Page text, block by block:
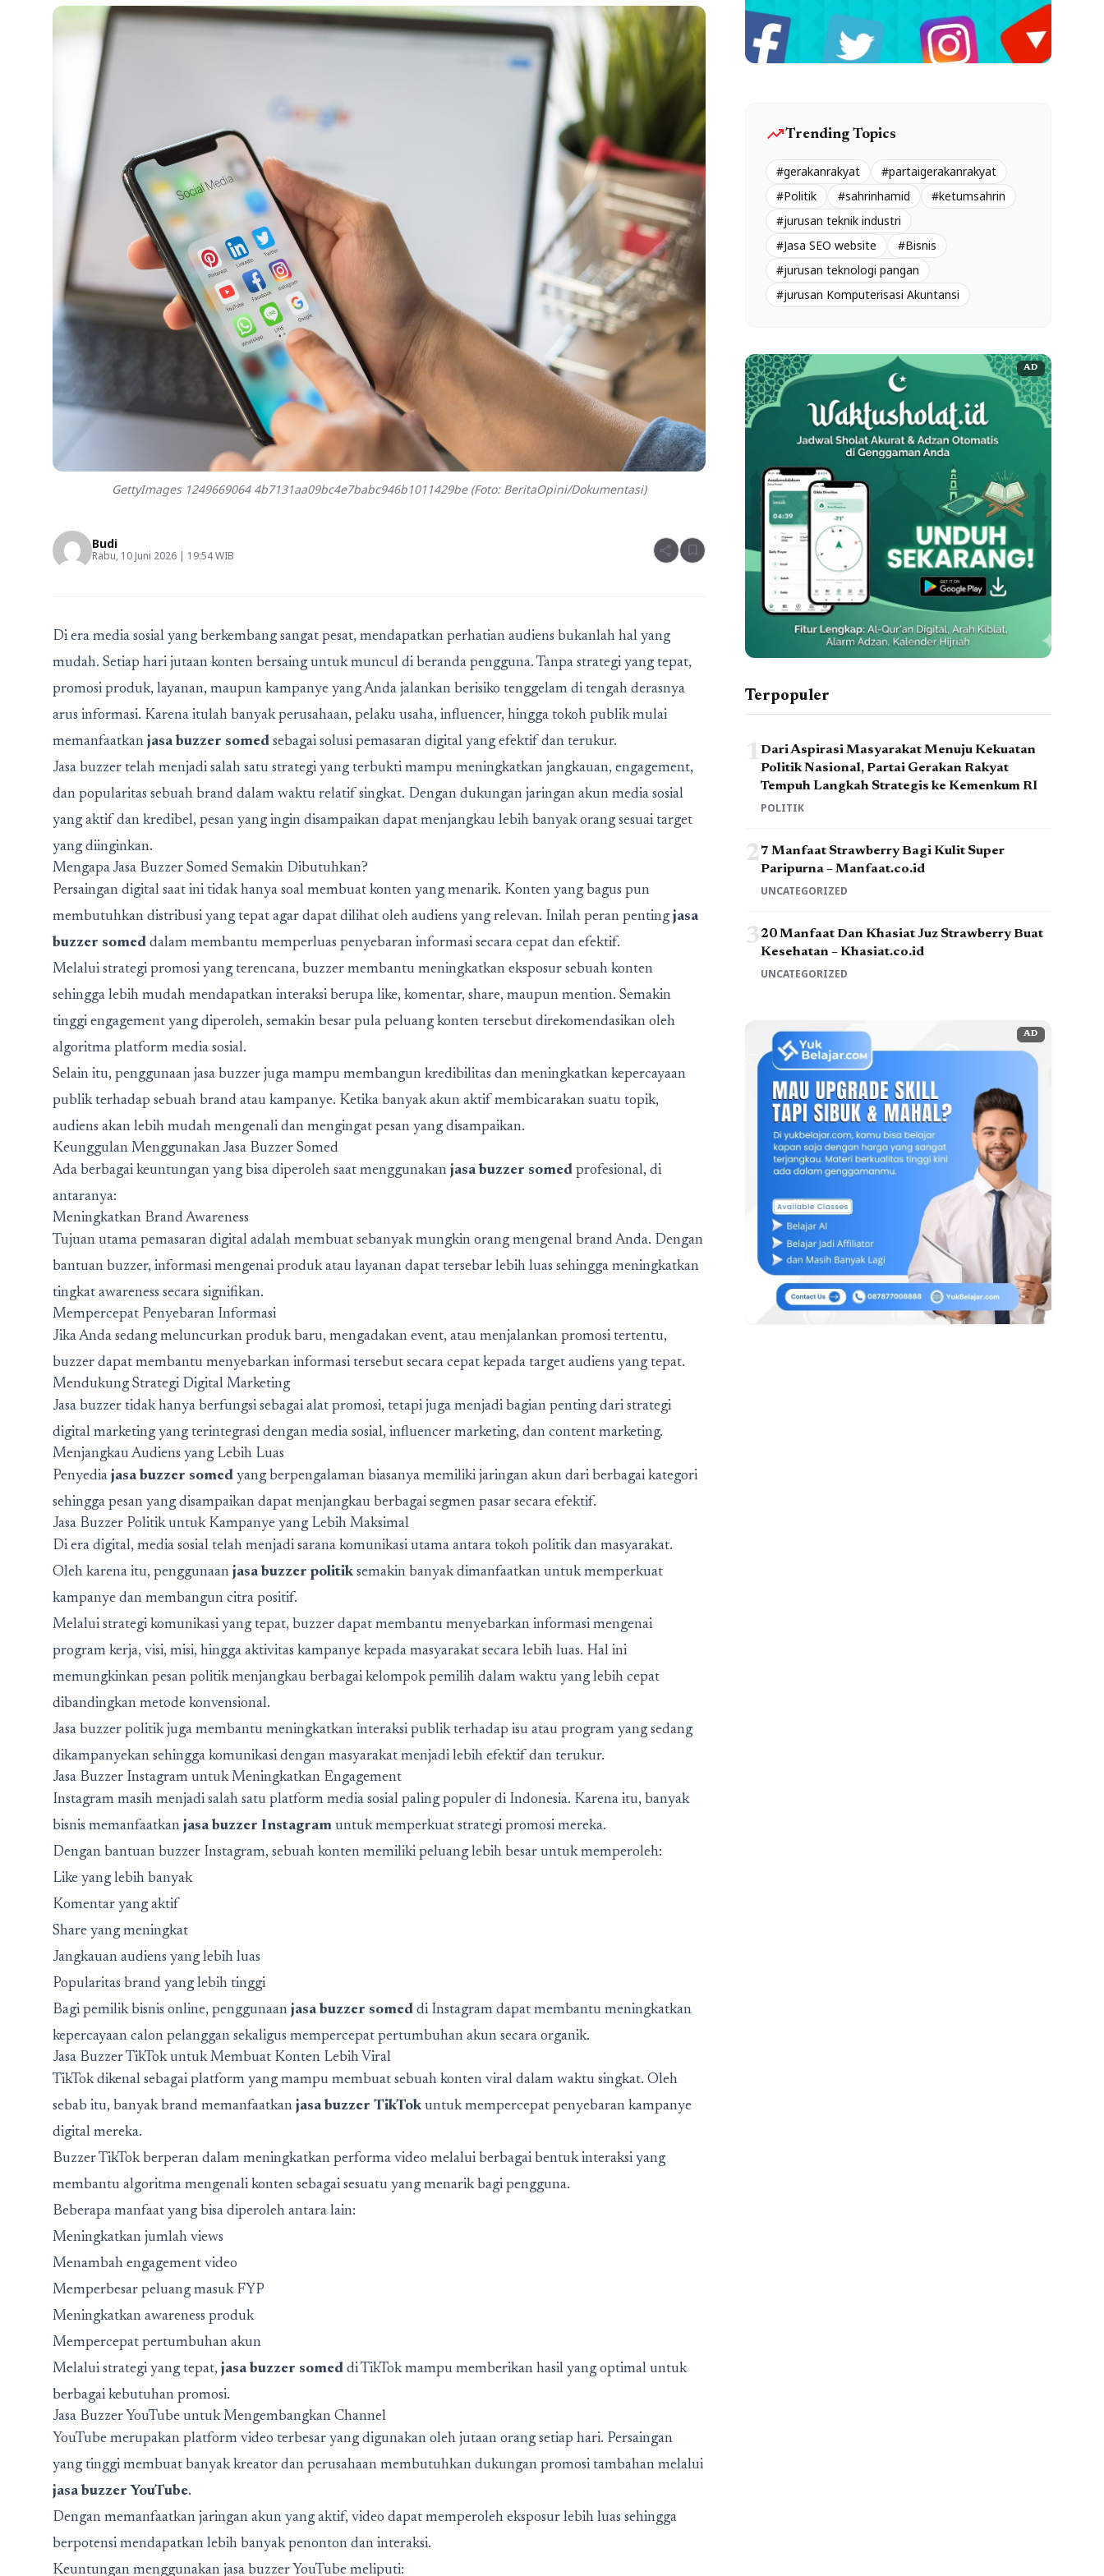
GettyImages 1249669064 4b7131aa09bc4e7babc946b1011429be (Foto: BeritaOpini/Dokumentasi)
Budi
Rabu, 10 Juni 2026 | 19:54 WIB share bookmark
Di era media sosial yang berkembang sangat pesat, mendapatkan perhatian audiens bukanlah hal yang
mudah. Setiap hari jutaan konten bersaing untuk muncul di beranda pengguna. Tanpa strategi yang tepat,
promosi produk, layanan, maupun kampanye yang Anda jalankan berisiko tenggelam di tengah derasnya
arus informasi. Karena itulah banyak perusahaan, pelaku usaha, influencer, hingga tokoh publik mulai
memanfaatkan jasa buzzer somed sebagai solusi pemasaran digital yang efektif dan terukur.
Jasa buzzer telah menjadi salah satu strategi yang terbukti mampu meningkatkan jangkauan, engagement,
dan popularitas sebuah brand dalam waktu relatif singkat. Dengan dukungan jaringan akun media sosial
yang aktif dan kredibel, pesan yang ingin disampaikan dapat menjangkau lebih banyak orang sesuai target
yang diinginkan.
Mengapa Jasa Buzzer Somed Semakin Dibutuhkan?
Persaingan digital saat ini tidak hanya soal membuat konten yang menarik. Konten yang bagus pun
membutuhkan distribusi yang tepat agar dapat dilihat oleh audiens yang relevan. Inilah peran penting jasa
buzzer somed dalam membantu memperluas penyebaran informasi secara cepat dan efektif.
Melalui strategi promosi yang terencana, buzzer membantu meningkatkan eksposur sebuah konten
sehingga lebih mudah mendapatkan interaksi berupa like, komentar, share, maupun mention. Semakin
tinggi engagement yang diperoleh, semakin besar pula peluang konten tersebut direkomendasikan oleh
algoritma platform media sosial.
Selain itu, penggunaan jasa buzzer juga mampu membangun kredibilitas dan meningkatkan kepercayaan
publik terhadap sebuah brand atau kampanye. Ketika banyak akun aktif membicarakan suatu topik,
audiens akan lebih mudah mengenali dan mengingat pesan yang disampaikan.
Keunggulan Menggunakan Jasa Buzzer Somed
Ada berbagai keuntungan yang bisa diperoleh saat menggunakan jasa buzzer somed profesional, di
antaranya:
Meningkatkan Brand Awareness
Tujuan utama pemasaran digital adalah membuat sebanyak mungkin orang mengenal brand Anda. Dengan
bantuan buzzer, informasi mengenai produk atau layanan dapat tersebar lebih luas sehingga meningkatkan
tingkat awareness secara signifikan.
Mempercepat Penyebaran Informasi
Jika Anda sedang meluncurkan produk baru, mengadakan event, atau menjalankan promosi tertentu,
buzzer dapat membantu menyebarkan informasi tersebut secara cepat kepada target audiens yang tepat.
Mendukung Strategi Digital Marketing
Jasa buzzer tidak hanya berfungsi sebagai alat promosi, tetapi juga menjadi bagian penting dari strategi
digital marketing yang terintegrasi dengan media sosial, influencer marketing, dan content marketing.
Menjangkau Audiens yang Lebih Luas
Penyedia jasa buzzer somed yang berpengalaman biasanya memiliki jaringan akun dari berbagai kategori
sehingga pesan yang disampaikan dapat menjangkau berbagai segmen pasar secara efektif.
Jasa Buzzer Politik untuk Kampanye yang Lebih Maksimal
Di era digital, media sosial telah menjadi sarana komunikasi utama antara tokoh politik dan masyarakat.
Oleh karena itu, penggunaan jasa buzzer politik semakin banyak dimanfaatkan untuk memperkuat
kampanye dan membangun citra positif.
Melalui strategi komunikasi yang tepat, buzzer dapat membantu menyebarkan informasi mengenai
program kerja, visi, misi, hingga aktivitas kampanye kepada masyarakat secara lebih luas. Hal ini
memungkinkan pesan politik menjangkau berbagai kelompok pemilih dalam waktu yang lebih cepat
dibandingkan metode konvensional.
Jasa buzzer politik juga membantu meningkatkan interaksi publik terhadap isu atau program yang sedang
dikampanyekan sehingga komunikasi dengan masyarakat menjadi lebih efektif dan terukur.
Jasa Buzzer Instagram untuk Meningkatkan Engagement
Instagram masih menjadi salah satu platform media sosial paling populer di Indonesia. Karena itu, banyak
bisnis memanfaatkan jasa buzzer Instagram untuk memperkuat strategi promosi mereka.
Dengan bantuan buzzer Instagram, sebuah konten memiliki peluang lebih besar untuk memperoleh:
Like yang lebih banyak
Komentar yang aktif
Share yang meningkat
Jangkauan audiens yang lebih luas
Popularitas brand yang lebih tinggi
Bagi pemilik bisnis online, penggunaan jasa buzzer somed di Instagram dapat membantu meningkatkan
kepercayaan calon pelanggan sekaligus mempercepat pertumbuhan akun secara organik.
Jasa Buzzer TikTok untuk Membuat Konten Lebih Viral
TikTok dikenal sebagai platform yang mampu membuat sebuah konten viral dalam waktu singkat. Oleh
sebab itu, banyak brand memanfaatkan jasa buzzer TikTok untuk mempercepat penyebaran kampanye
digital mereka.
Buzzer TikTok berperan dalam meningkatkan performa video melalui berbagai bentuk interaksi yang
membantu algoritma mengenali konten sebagai sesuatu yang menarik bagi pengguna.
Beberapa manfaat yang bisa diperoleh antara lain:
Meningkatkan jumlah views
Menambah engagement video
Memperbesar peluang masuk FYP
Meningkatkan awareness produk
Mempercepat pertumbuhan akun
Melalui strategi yang tepat, jasa buzzer somed di TikTok mampu memberikan hasil yang optimal untuk
berbagai kebutuhan promosi.
Jasa Buzzer YouTube untuk Mengembangkan Channel
YouTube merupakan platform video terbesar yang digunakan oleh jutaan orang setiap hari. Persaingan
yang tinggi membuat banyak kreator dan perusahaan membutuhkan dukungan promosi tambahan melalui
jasa buzzer YouTube.
Dengan memanfaatkan jaringan akun yang aktif, video dapat memperoleh eksposur lebih luas sehingga
berpotensi mendapatkan lebih banyak penonton dan interaksi.
Keuntungan menggunakan jasa buzzer YouTube meliputi:
trending_upTrending Topics
#gerakanrakyat
#partaigerakanrakyat
#Politik
#sahrinhamid
#ketumsahrin
#jurusan teknik industri
#Jasa SEO website
#Bisnis
#jurusan teknologi pangan
#jurusan Komputerisasi Akuntansi
AD
Terpopuler
1 Dari Aspirasi Masyarakat Menuju Kekuatan
Politik Nasional, Partai Gerakan Rakyat
Tempuh Langkah Strategis ke Kemenkum RI
POLITIK
27 Manfaat Strawberry Bagi Kulit Super
Paripurna – Manfaat.co.id
UNCATEGORIZED
320 Manfaat Dan Khasiat Juz Strawberry Buat
Kesehatan – Khasiat.co.id
UNCATEGORIZED
AD